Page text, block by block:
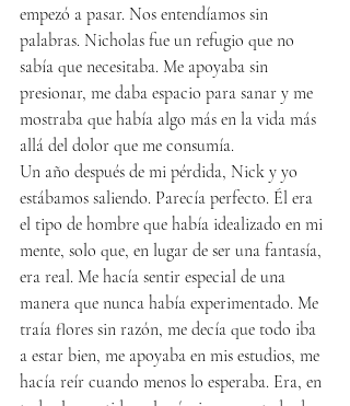
empezó a pasar. Nos entendíamos sin
palabras. Nicholas fue un refugio que no
sabía que necesitaba. Me apoyaba sin
presionar, me daba espacio para sanar y me
mostraba que había algo más en la vida más
allá del dolor que me consumía.
Un año después de mi pérdida, Nick y yo
estábamos saliendo. Parecía perfecto. Él era
el tipo de hombre que había idealizado en mi
mente, solo que, en lugar de ser una fantasía,
era real. Me hacía sentir especial de una
manera que nunca había experimentado. Me
traía flores sin razón, me decía que todo iba
a estar bien, me apoyaba en mis estudios, me
hacía reír cuando menos lo esperaba. Era, en